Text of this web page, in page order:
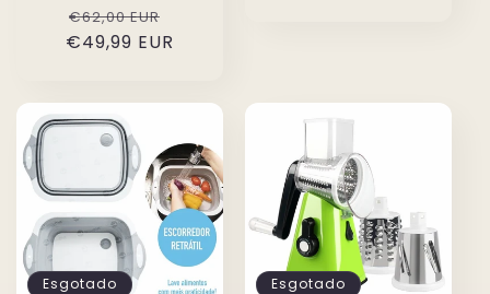
Preço
normal
€62,00 EUR
de
€49,99 EUR
Esgotado Esgotado